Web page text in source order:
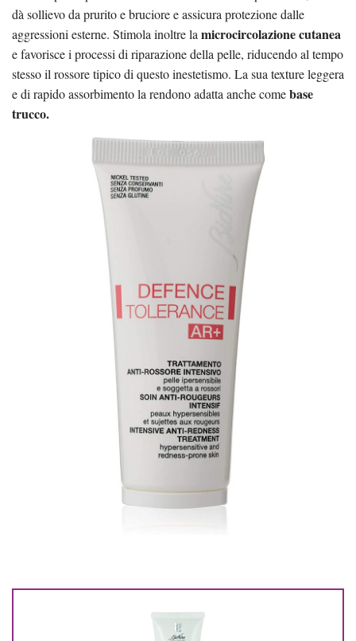
dà sollievo da prurito e bruciore e assicura protezione dalle
aggressioni esterne. Stimola inoltre la microcircolazione cutanea
e favorisce i processi di riparazione della pelle, riducendo al tempo
stesso il rossore tipico di questo inestetismo. La sua texture leggera
e di rapido assorbimento la rendono adatta anche comebase
trucco.